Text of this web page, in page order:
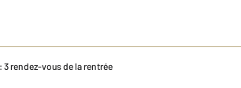
3 rendez-vous de la rentrée